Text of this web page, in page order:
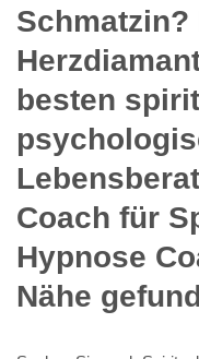
Schmatzin?
besten
Coach für
Hypnose
Nähe